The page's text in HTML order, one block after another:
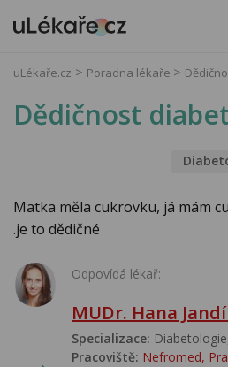
uLékaře.cz Poradna lékaře
Dědičnost
Matka měla cukrovku, já mám
.je to dědičné
Odpovídá lékař:
MUDr. Hana
Specializace:
Pracoviště: Nefromed,